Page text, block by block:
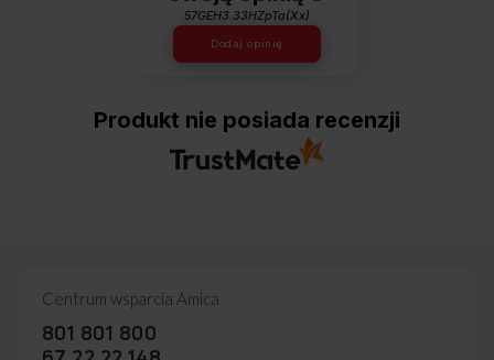
57GEH3.33HZpTa(Xx)
Dodaj opinię
Produkt nie posiada recenzji
Centrum wsparcia Amica
801 801 800